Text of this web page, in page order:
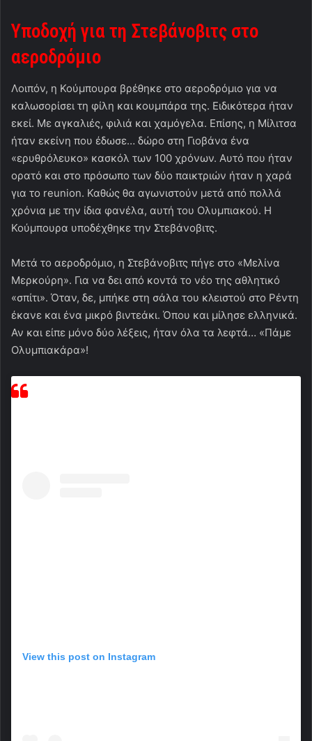
Υποδοχή για τη Στεβάνοβιτς στο
αεροδρόμιο
Λοιπόν, η Κούμπουρα βρέθηκε στο αεροδρόμιο για να
καλωσορίσει τη φίλη και κουμπάρα της. Ειδικότερα ήταν
εκεί. Με αγκαλιές, φιλιά και χαμόγελα. Επίσης, η Μίλιτσα
ήταν εκείνη που έδωσε… δώρο στη Γιοβάνα ένα
«ερυθρόλευκο» κασκόλ των 100 χρόνων. Αυτό που ήταν
ορατό και στο πρόσωπο των δύο παικτριών ήταν η χαρά
για το reunion. Καθώς θα αγωνιστούν μετά από πολλά
χρόνια με την ίδια φανέλα, αυτή του Ολυμπιακού. Η
Κούμπουρα υποδέχθηκε την Στεβάνοβιτς.
Μετά το αεροδρόμιο, η Στεβάνοβιτς πήγε στο «Μελίνα
Μερκούρη». Για να δει από κοντά το νέο της αθλητικό
«σπίτι». Όταν, δε, μπήκε στη σάλα του κλειστού στο Ρέντη
έκανε και ένα μικρό βιντεάκι. Όπου και μίλησε ελληνικά.
Αν και είπε μόνο δύο λέξεις, ήταν όλα τα λεφτά… «Πάμε
Ολυμπιακάρα»!
View this post on Instagram